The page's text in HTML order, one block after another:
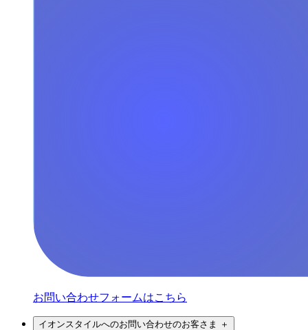
お問い合わせフォームはこちら
イオンスタイルへのお問い合わせのお客さま ＋